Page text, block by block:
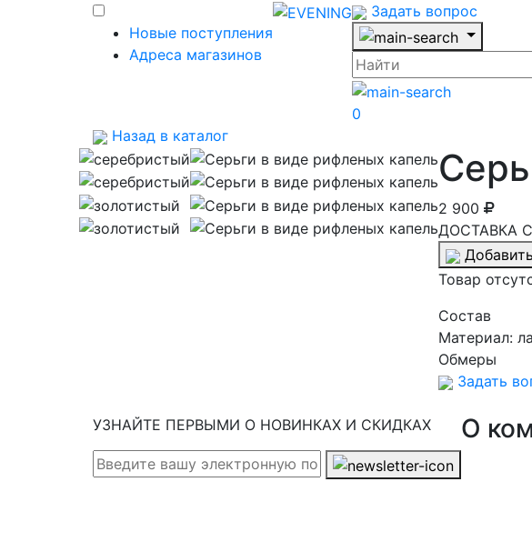
Новые поступления
Адреса магазинов
Задать вопрос
0
Назад в каталог
2 900
ДОСТАВКА
Товар
Cостав
Материал:
Обмеры
Задать
УЗНАЙТЕ ПЕРВЫМИ О НОВИНКАХ И СКИДКАХ О